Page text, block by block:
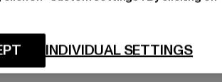
INDIVIDUAL SETTINGS